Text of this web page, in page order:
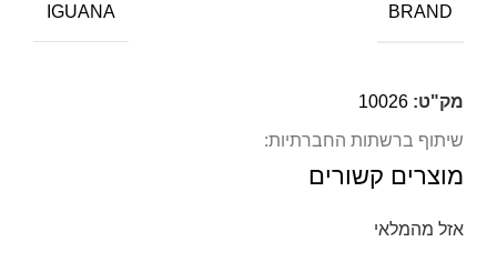
BRAND
IGUANA
מק"ט: 10026
שיתוף ברשתות החברתיות:
מוצרים קשורים
אזל מהמלאי